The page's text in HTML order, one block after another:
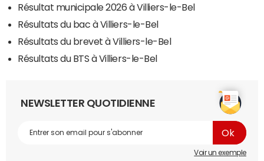
Résultat municipale 2026 à Villiers-le-Bel
Résultats du bac à Villiers-le-Bel
Résultats du brevet à Villiers-le-Bel
Résultats du BTS à Villiers-le-Bel
NEWSLETTER QUOTIDIENNE
Voir un exemple